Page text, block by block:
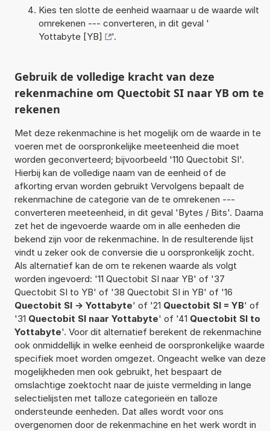
Kies ten slotte de eenheid waarnaar u de waarde wilt
omrekenen --- converteren, in dit geval '
Yottabyte [YB]
'.
Gebruik de volledige kracht van deze
rekenmachine om Quectobit SI naar YB om te
rekenen
Met deze rekenmachine is het mogelijk om de waarde in te
voeren met de oorspronkelijke meeteenheid die moet
worden geconverteerd; bijvoorbeeld '110 Quectobit SI'.
Hierbij kan de volledige naam van de eenheid of de
afkorting ervan worden gebruikt Vervolgens bepaalt de
rekenmachine de categorie van de te omrekenen ---
converteren meeteenheid, in dit geval 'Bytes / Bits'. Daarna
zet het de ingevoerde waarde om in alle eenheden die
bekend zijn voor de rekenmachine. In de resulterende lijst
vindt u zeker ook de conversie die u oorspronkelijk zocht.
Als alternatief kan de om te rekenen waarde als volgt
worden ingevoerd: '11 Quectobit SI naar YB' of '37
Quectobit SI to YB' of '38 Quectobit SI in YB' of '16
Quectobit SI -> Yottabyte' of '21 Quectobit SI = YB' of
'31 Quectobit SI naar Yottabyte' of '41 Quectobit SI to
Yottabyte'. Voor dit alternatief berekent de rekenmachine
ook onmiddellijk in welke eenheid de oorspronkelijke waarde
specifiek moet worden omgezet. Ongeacht welke van deze
mogelijkheden men ook gebruikt, het bespaart de
omslachtige zoektocht naar de juiste vermelding in lange
selectielijsten met talloze categorieën en talloze
ondersteunde eenheden. Dat alles wordt voor ons
overgenomen door de rekenmachine en het werk wordt in